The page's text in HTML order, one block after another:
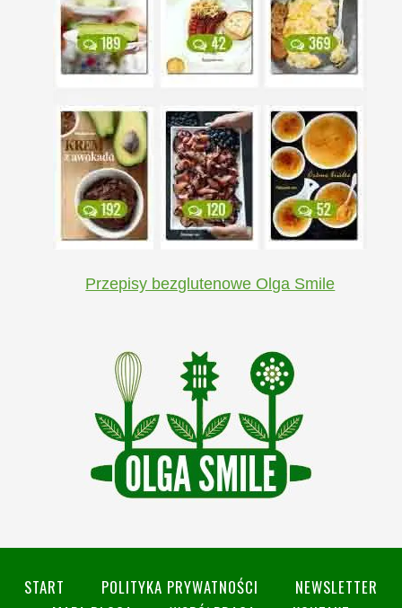
Przepisy bezglutenowe Olga Smile
START POLITYKA PRYWATNOŚCI
NEWSLETTER